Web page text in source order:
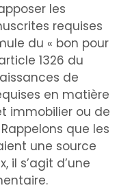
les
requises
du « bon pour
1326 du
de
en matière
immobilier ou de
que les
une source
il s’agit d’une